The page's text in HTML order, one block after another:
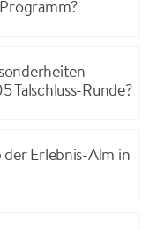
Talschluss-Runde?
Erlebnis-Alm in